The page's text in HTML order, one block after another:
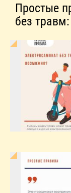
Простые
без